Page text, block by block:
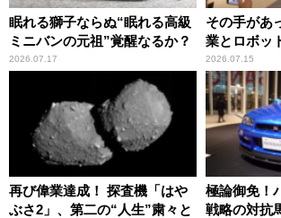
眠れる獅子ならぬ“眠れる高級
ミニバンの元祖”覚醒なるか？
2026.07.17
その手があ
業とロボッ
2026.07.15
再び偉業達成！ 探査機「はや
ぶさ2」、第二の“人生”粛々と
極論御免！
戦略の対抗